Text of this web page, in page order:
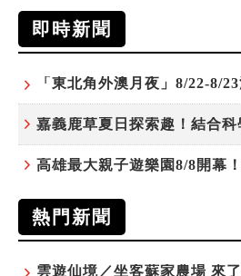
即時新聞
熱門新聞
雲遊仙境／坐客蘇家農場 來